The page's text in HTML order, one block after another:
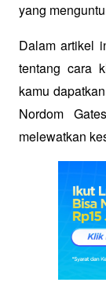
yang
Dalam artikel
tentang cara
kamu
Nordom
melewatkan